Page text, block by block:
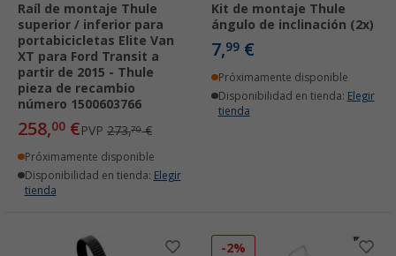
Raíl de montaje Thule
superior / inferior para
portabicicletas Elite Van
XT para Ford Transit a
partir de 2015 - Thule
pieza de recambio
número 1500603766
258,00 €PVP 273,70€
Próximamente disponible
Disponibilidad en tienda: Elegir
tienda
Kit de montaje Thule
ángulo de inclinación (2x)
7,99 €
Próximamente disponible
Disponibilidad en tienda: Elegir
tienda
-2%